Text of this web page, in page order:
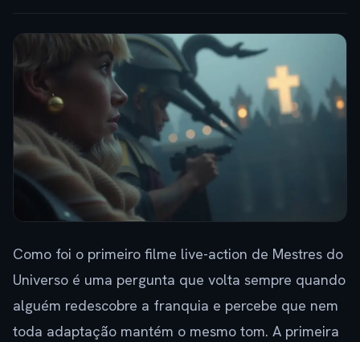
Como foi o primeiro filme live-action de Mestres do
Universo é uma pergunta que volta sempre quando
alguém redescobre a franquia e percebe que nem
toda adaptação mantém o mesmo tom. A primeira